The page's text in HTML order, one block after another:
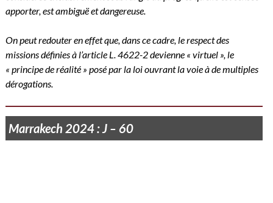
apporter, est ambiguë et dangereuse.
On peut redouter en effet que, dans ce cadre, le respect des
missions définies à l’article L. 4622-2 devienne « virtuel », le
« principe de réalité » posé par la loi ouvrant la voie à de multiples
dérogations.
Marrakech 2024 : J – 60